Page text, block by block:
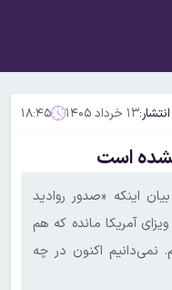
۱۳ خرداد ۱۴۰۵ ۱۸:۴۵
نشده است
اینکه «صدور روادید
ویزای آمریکا مانده که هم
نمی‌دانیم اکنون در چه